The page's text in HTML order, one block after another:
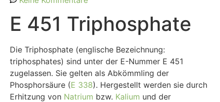
E 451 Triphosphate
Die Triphosphate (englische Bezeichnung:
triphosphates) sind unter der E-Nummer E 451
zugelassen. Sie gelten als Abkömmling der
Phosphorsäure (E 338). Hergestellt werden sie durch
Erhitzung von Natrium bzw. Kalium und der